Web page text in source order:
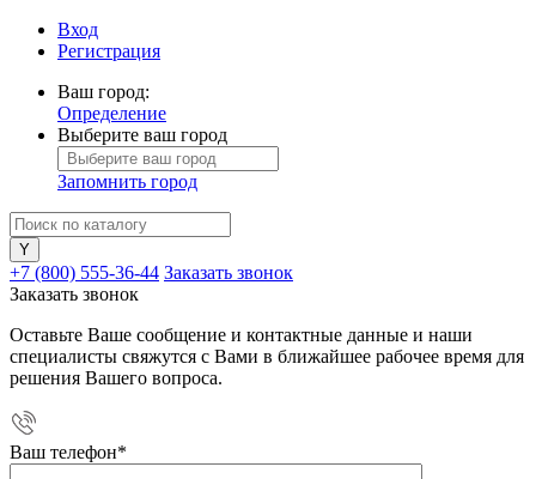
Вход
Регистрация
Ваш город:
Определение
Выберите ваш город
Запомнить город
+7 (800) 555-36-44 Заказать звонок
Заказать звонок
Оставьте Ваше сообщение и контактные данные и наши
специалисты свяжутся с Вами в ближайшее рабочее время для
решения Вашего вопроса.
Ваш телефон*